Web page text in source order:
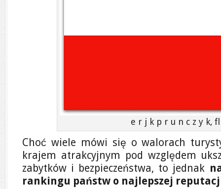
e r j k p r u n c z y k,
Choć wiele mówi się o walorach
krajem atrakcyjnym pod względem
zabytków i bezpieczeństwa, to jednak
rankingu państw o najlepszej